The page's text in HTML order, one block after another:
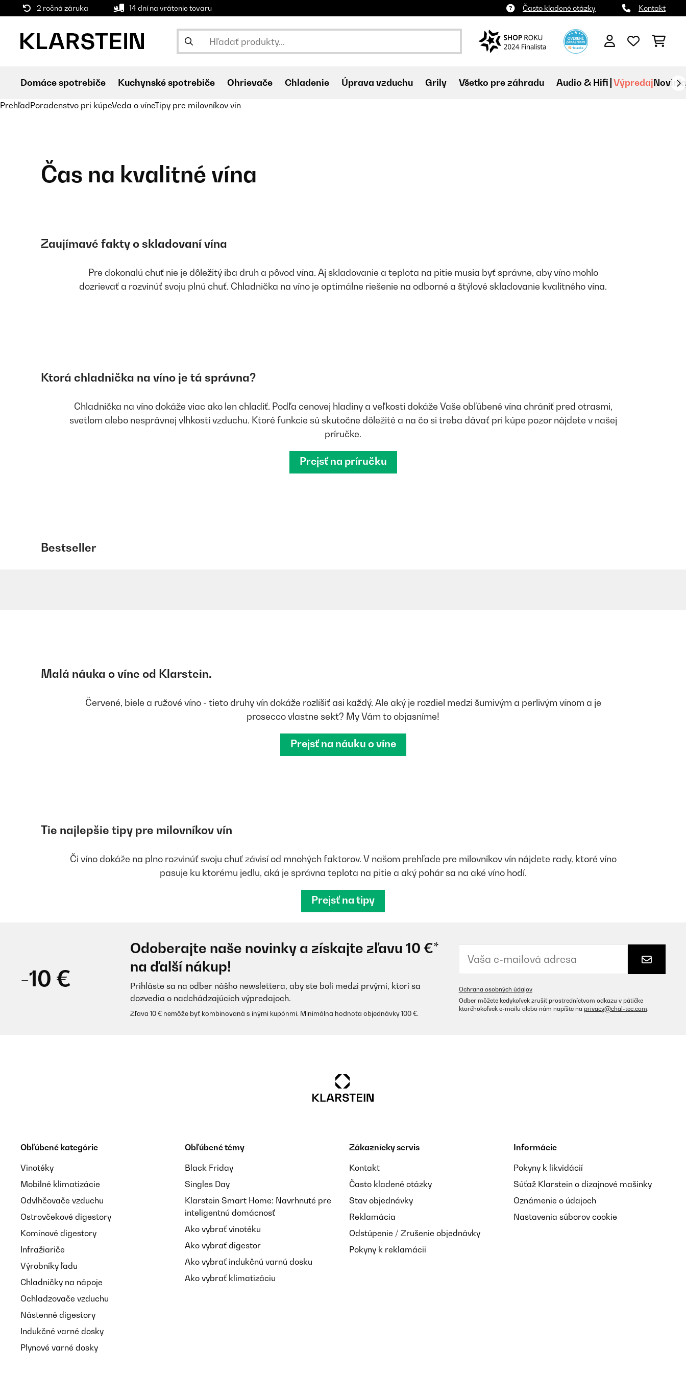
2 ročná záruka 14 dní na vrátenie tovaru Často kladené otázky Kontakt
Domáce spotrebiče Kuchynské spotrebiče Ohrievače Chladenie Úprava vzduchu Grily Všetko pre záhradu Audio & Hifi Výpredaj
Prehľad Poradenstvo pri kúpeVeda o víneTipy pre milovníkov vín
Čas na kvalitné vína
Zaujímavé fakty o skladovaní vína
Pre dokonalú chuť nie je dôležitý iba druh a pôvod vína. Aj skladovanie a teplota na pitie musia byť správne, aby víno mohlo
dozrievať a rozvinúť svoju plnú chuť. Chladnička na víno je optimálne riešenie na odborné a štýlové skladovanie kvalitného vína.
Ktorá chladnička na víno je tá správna?
Chladnička na víno dokáže viac ako len chladiť. Podľa cenovej hladiny a veľkosti dokáže Vaše obľúbené vína chrániť pred otrasmi,
svetlom alebo nesprávnej vlhkosti vzduchu. Ktoré funkcie sú skutočne dôležité a na čo si treba dávať pri kúpe pozor nájdete v našej
príručke.
Prejsť na príručku
Bestseller
Malá náuka o víne od Klarstein.
Červené, biele a ružové víno - tieto druhy vín dokáže rozlíšiť asi každý. Ale aký je rozdiel medzi šumivým a perlivým vínom a je
prosecco vlastne sekt? My Vám to objasníme!
Prejsť na náuku o víne
Tie najlepšie tipy pre milovníkov vín
Či víno dokáže na plno rozvinúť svoju chuť závisí od mnohých faktorov. V našom prehľade pre milovníkov vín nájdete rady, ktoré víno
pasuje ku ktorému jedlu, aká je správna teplota na pitie a aký pohár sa na aké víno hodí.
Prejsť na tipy
-10 €
Odoberajte naše novinky a získajte zľavu 10 €*
na ďalší nákup!
Prihláste sa na odber nášho newslettera, aby ste boli medzi prvými, ktorí sa
dozvedia o nadchádzajúcich výpredajoch.
Zľava 10 € nemôže byť kombinovaná s inými kupónmi. Minimálna hodnota objednávky 100 €.
Ochrana osobných údajov
Odber môžete kedykoľvek zrušiť prostredníctvom odkazu v pätičke
ktoréhokoľvek e-mailu alebo nám napíšte na privacy@chal-tec.com.
Obľúbené kategórie
Vinotéky
Mobilné klimatizácie
Odvlhčovače vzduchu
Ostrovčekové digestory
Komínové digestory
Infražiariče
Výrobníky ľadu
Chladničky na nápoje
Ochladzovače vzduchu
Nástenné digestory
Indukčné varné dosky
Plynové varné dosky
Obľúbené témy
Black Friday
Singles Day
Klarstein Smart Home: Navrhnuté pre
inteligentnú domácnosť
Ako vybrať vinotéku
Ako vybrať digestor
Ako vybrať indukčnú varnú dosku
Ako vybrať klimatizáciu
Zákaznícky servis
Kontakt
Často kladené otázky
Stav objednávky
Reklamácia
Odstúpenie / Zrušenie objednávky
Pokyny k reklamácii
Informácie
Pokyny k likvidácií
Súťaž Klarstein o dizajnové mašinky
Oznámenie o údajoch
Nastavenia súborov cookie